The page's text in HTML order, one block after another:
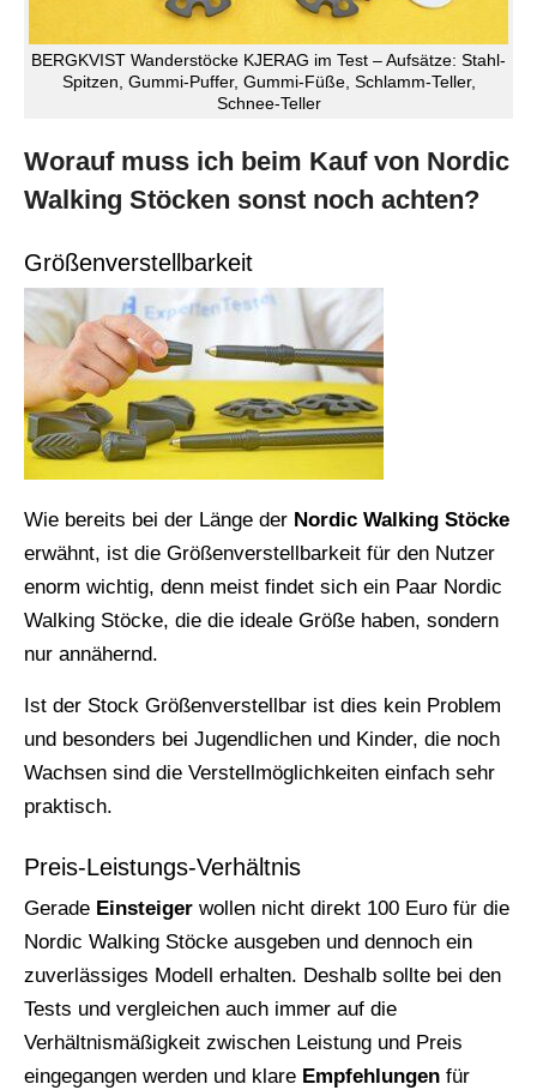
BERGKVIST Wanderstöcke KJERAG im Test – Aufsätze: Stahl-
Spitzen, Gummi-Puffer, Gummi-Füße, Schlamm-Teller,
Schnee-Teller
Worauf muss ich beim Kauf von Nordic
Walking Stöcken sonst noch achten?
Größenverstellbarkeit
Wie bereits bei der Länge der Nordic Walking Stöcke
erwähnt, ist die Größenverstellbarkeit für den Nutzer
enorm wichtig, denn meist findet sich ein Paar Nordic
Walking Stöcke, die die ideale Größe haben, sondern
nur annähernd.
Ist der Stock Größenverstellbar ist dies kein Problem
und besonders bei Jugendlichen und Kinder, die noch
Wachsen sind die Verstellmöglichkeiten einfach sehr
praktisch.
Preis-Leistungs-Verhältnis
Gerade Einsteiger wollen nicht direkt 100 Euro für die
Nordic Walking Stöcke ausgeben und dennoch ein
zuverlässiges Modell erhalten. Deshalb sollte bei den
Tests und vergleichen auch immer auf die
Verhältnismäßigkeit zwischen Leistung und Preis
eingegangen werden und klare Empfehlungen für